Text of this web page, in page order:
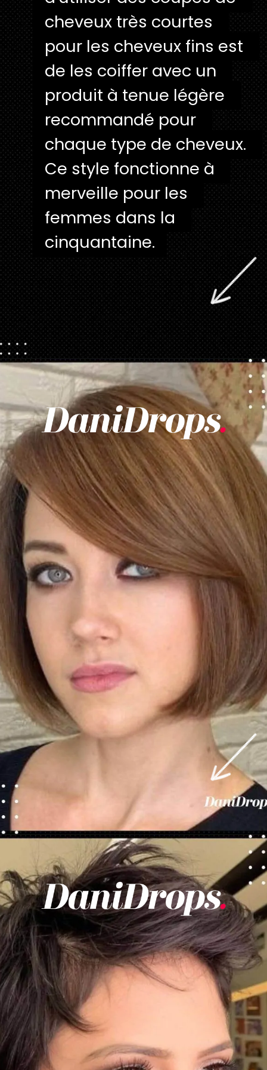
cheveux très courtes
pour les cheveux fins est
de les coiffer avec un
produit à tenue légère
recommandé pour
chaque type de cheveux.
Ce style fonctionne à
merveille pour les
femmes dans la
cinquantaine.
cheveux très courtes
pour les cheveux fins est
de les coiffer avec un
produit à tenue légère
recommandé pour
chaque type de cheveux.
Ce style fonctionne à
merveille pour les
femmes dans la
cinquantaine.
Ouverture https://danidrops.com.br/fr/coupes-de-cheveux-courtes/
https://danidrops.com.br/fr/coupes-de-cheveux-courtes/